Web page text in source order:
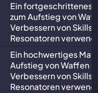
Ein fortgeschrittenes
zum Aufstieg von
Verbessern von Skills
Resonatoren
Ein hochwertiges
Aufstieg von Waffen
Verbessern von Skills
Resonatoren